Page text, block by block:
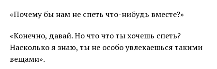
«Почему бы нам не спеть что-нибудь вместе?»
«Конечно, давай. Но что что ты хочешь спеть?
Насколько я знаю, ты не особо увлекаешься такими
вещами».